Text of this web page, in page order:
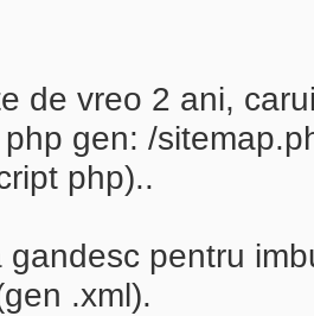
de vreo 2 ani,
gen: /
php)..
gandesc pentru
.xml).